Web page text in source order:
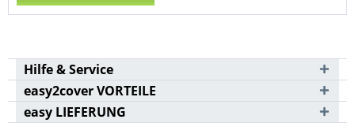
Hilfe & Service
easy2cover VORTEILE
easy LIEFERUNG